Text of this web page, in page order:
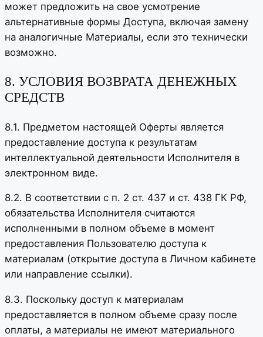
может предложить на свое усмотрение
альтернативные формы Доступа, включая замену
на аналогичные Материалы, если это технически
возможно.
8. УСЛОВИЯ ВОЗВРАТА ДЕНЕЖНЫХ
СРЕДСТВ
8.1. Предметом настоящей Оферты является
предоставление доступа к результатам
интеллектуальной деятельности Исполнителя в
электронном виде.
8.2. В соответствии с п. 2 ст. 437 и ст. 438 ГК РФ,
обязательства Исполнителя считаются
исполненными в полном объеме в момент
предоставления Пользователю доступа к
материалам (открытие доступа в Личном кабинете
или направление ссылки).
8.3. Поскольку доступ к материалам
предоставляется в полном объеме сразу после
оплаты, а материалы не имеют материального